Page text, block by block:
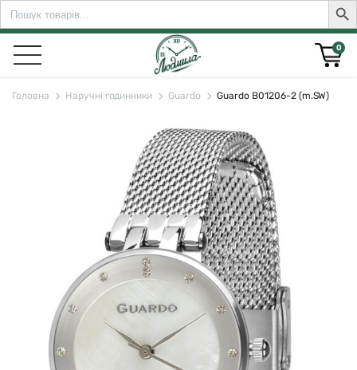
Search
for:
0
Головна Наручні годинники Guardo Guardo B01206-2 (m.SW)